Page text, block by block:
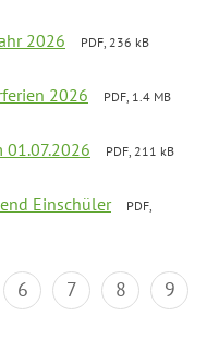
2026
PDF, 236 kB
2026
PDF, 1.4 MB
01.07.2026
PDF, 211 kB
Einschüler
PDF,
6 7 8
9